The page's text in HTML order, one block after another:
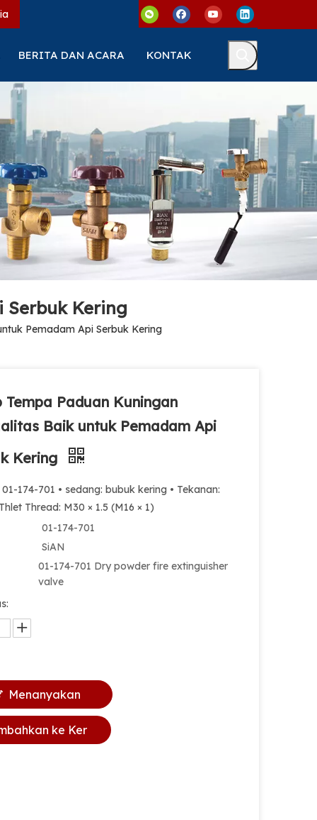
BERITA DAN ACARA KONTAK
Serbuk Kering
Pemadam Api Serbuk Kering
Tempa Paduan Kuningan
Baik untuk Pemadam Api
Kering
01-174-701 • sedang: bubuk kering • Tekanan:
Thread: M30 × 1.5 (M16 × 1)
01-174-701
SiAN
01-174-701 Dry powder fire extinguisher
valve
Menanyakan
ke Ker